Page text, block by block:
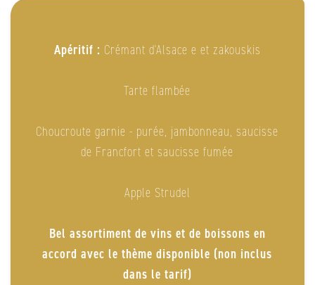
Apéritif : Crémant d'Alsace e et zakouskis
Tarte flambée
Choucroute garnie - purée, jambonneau, saucisse
de Francfort et saucisse fumée
Apple Strudel
Bel assortiment de vins et de boissons en
accord avec le thème disponible (non inclus
dans le tarif)